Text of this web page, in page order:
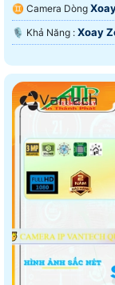
♊ Camera Dòng
️🎙 Khả Năng : Xoay